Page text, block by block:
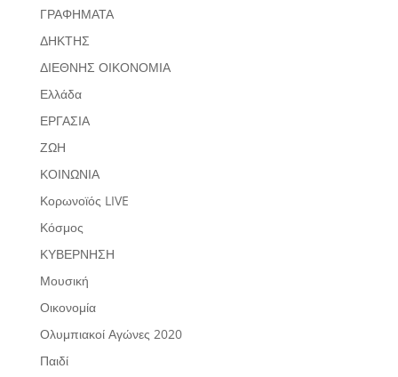
ΓΡΑΦΗΜΑΤΑ
ΔΗΚΤΗΣ
ΔΙΕΘΝΗΣ ΟΙΚΟΝΟΜΙΑ
Ελλάδα
ΕΡΓΑΣΙΑ
ΖΩΗ
ΚΟΙΝΩΝΙΑ
Κορωνοϊός LIVE
Κόσμος
ΚΥΒΕΡΝΗΣΗ
Μουσική
Οικονομία
Ολυμπιακοί Αγώνες 2020
Παιδί